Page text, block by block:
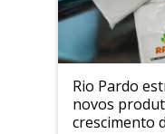
Rio Pardo
novos
crescimento